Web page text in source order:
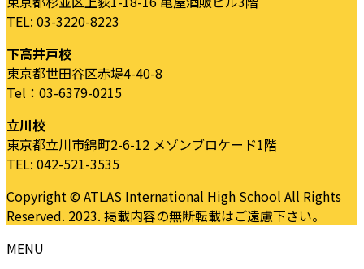
TEL: 03-3220-8223
下高井戸校
東京都世田谷区赤堤4-40-8
Tel：03-6379-0215
立川校
東京都立川市錦町2-6-12 メゾンブロケード1階
TEL: 042-521-3535
Copyright © ATLAS International High School All Rights
Reserved. 2023. 掲載内容の無断転載はご遠慮下さい。
MENU